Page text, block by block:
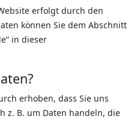
erfolgt durch den
können Sie dem Abschnitt
in dieser
erhoben, dass Sie uns
z. B. um Daten handeln, die